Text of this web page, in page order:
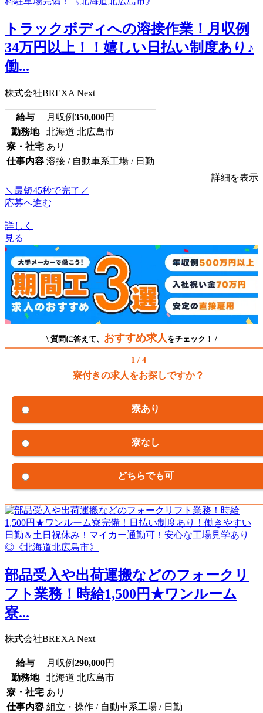
トラックボディへの溶接作業！月収例
34万円以上！！嬉しい日払い制度あり♪
働...
株式会社BREXA Next
給与 月収例350,000円
勤務地
北海道 北広島市
寮・社宅 あり
仕事内容 溶接 / 自動車系工場 / 日勤
詳細を表示
＼最短45秒で完了／
応募へ進む
詳しく
見る
\ 質問に答えて、 おすすめ求人 をチェック！ /
1 / 4
寮付きの求人をお探しですか？
寮あり
寮なし
どちらでも可
部品受入や出荷運搬などのフォークリ
フト業務！時給1,500円★ワンルーム
寮...
株式会社BREXA Next
給与 月収例290,000円
勤務地
北海道 北広島市
寮・社宅 あり
仕事内容 組立・操作 / 自動車系工場 / 日勤